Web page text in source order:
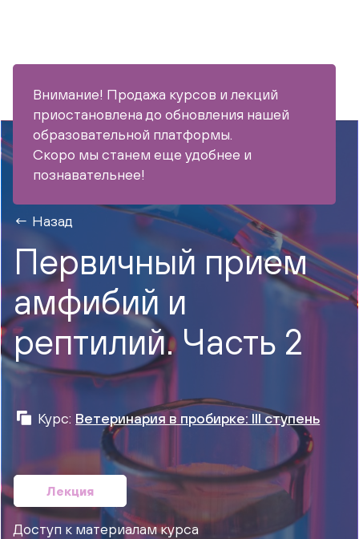
Внимание! Продажа курсов и лекций
приостановлена до обновления нашей
образовательной платформы.
Скоро мы станем еще удобнее и
познавательнее!
Назад
Первичный прием
амфибий и
рептилий. Часть 2
Курс: Ветеринария в пробирке: III ступень
Лекция
Доступ к материалам курса